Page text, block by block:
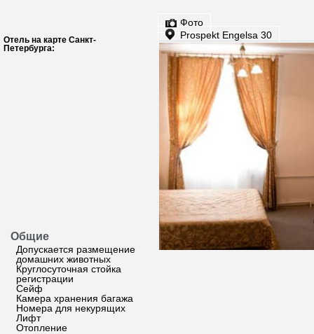
Отель на карте Санкт-
Петербурга:
Общие
Допускается размещение
домашних животных
Круглосуточная стойка
регистрации
Сейф
Камера хранения багажа
Номера для некурящих
Лифт
Отопление
Фото
Prospekt Engelsa 30